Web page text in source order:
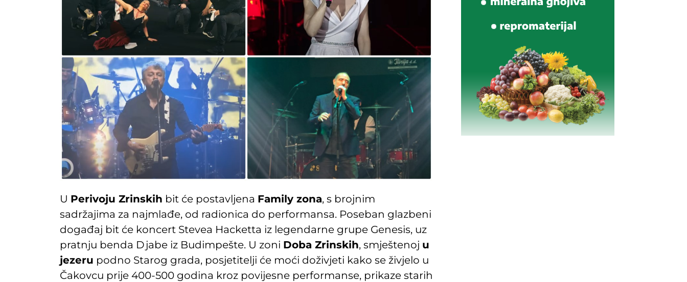
U Perivoju Zrinskih bit će postavljena Family zona, s brojnim
sadržajima za najmlađe, od radionica do performansa. Poseban glazbeni
događaj bit će koncert Stevea Hacketta iz legendarne grupe Genesis, uz
pratnju benda Djabe iz Budimpešte. U zoni Doba Zrinskih, smještenoj u
jezeru podno Starog grada, posjetitelji će moći doživjeti kako se živjelo u
Čakovcu prije 400-500 godina kroz povijesne performanse, prikaze starih